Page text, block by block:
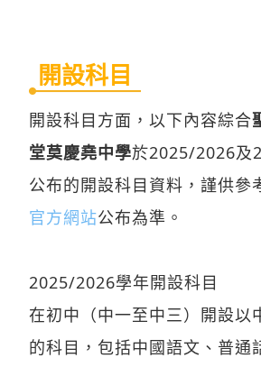
開設科目
開設科目方面，以下內容綜合
堂莫慶堯中學於2025/2026及
公布的開設科目資料，謹供參
官方網站公布為準。
2025/2026學年開設科目
在初中（中一至中三）開設以
的科目，包括中國語文、普通